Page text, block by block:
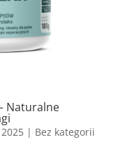
– Naturalne
| Bez kategorii